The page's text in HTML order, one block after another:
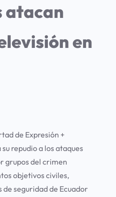
atacan
en
de Expresión +
repudio a los ataques
grupos del crimen
objetivos civiles,
seguridad de Ecuador